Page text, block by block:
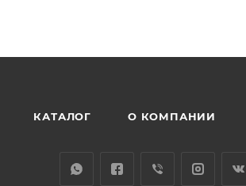
КАТАЛОГ О КОМПАНИИ